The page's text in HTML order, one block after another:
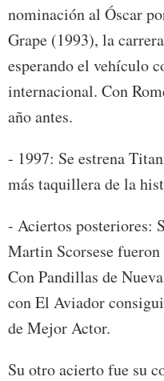
nominación al Óscar
Grape (1993), la
esperando el vehículo
internacional. Con
año antes.
- 1997: Se estrena
más taquillera de la
- Aciertos posteriores:
Martin Scorsese
Con Pandillas de
con El Aviador
de Mejor Actor.
Su otro acierto fue su